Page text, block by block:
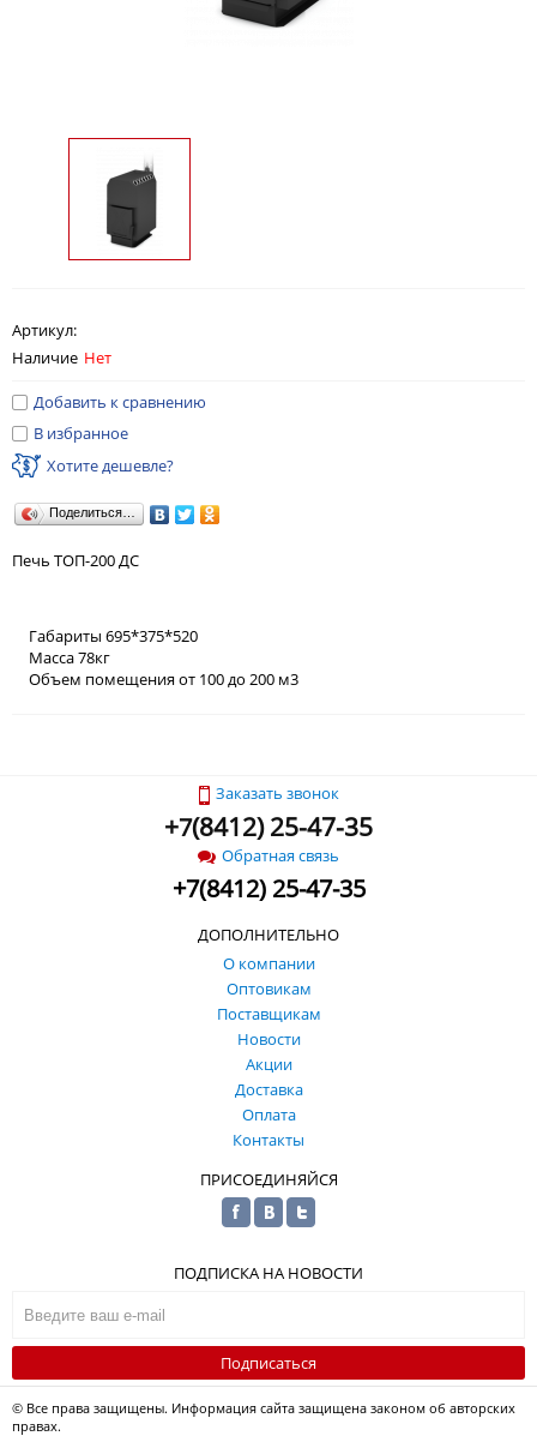
Артикул:
Наличие Нет
Добавить к сравнению
В избранное
Хотите дешевле?
Поделиться…
Печь ТОП-200 ДС
Габариты 695*375*520
Масса 78кг
Объем помещения от 100 до 200 м3
Заказать звонок
+7(8412) 25-47-35
Обратная связь
+7(8412) 25-47-35
ДОПОЛНИТЕЛЬНО
О компании
Оптовикам
Поставщикам
Новости
Акции
Доставка
Оплата
Контакты
ПРИСОЕДИНЯЙСЯ
ПОДПИСКА НА НОВОСТИ
Подписаться
© Все права защищены. Информация сайта защищена законом об авторских
правах.